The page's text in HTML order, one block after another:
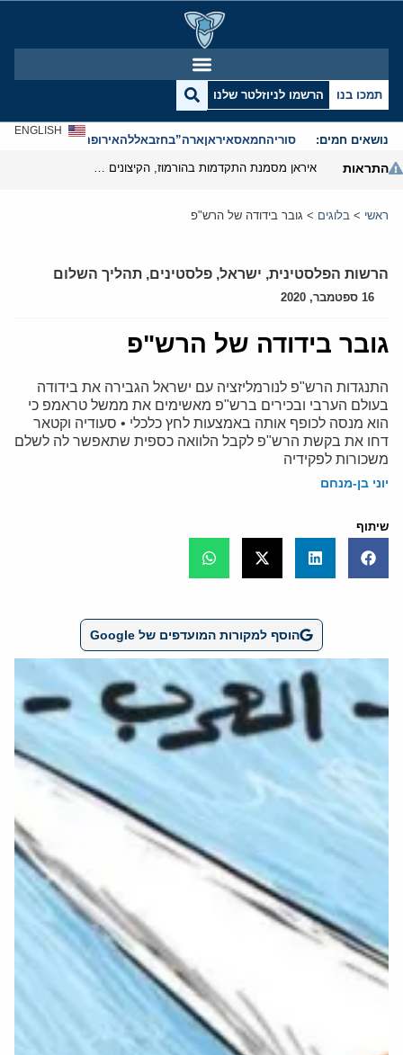
תמכו בנו הרשמו לניוזלטר שלנו
נושאים חמים: סוריהחמאסאיראןארה”בחזבאללהאירופהאנטישמיות
ENGLISH
התראות
ראשי > בלוגים > גובר בידודה של הרש"פ
הרשות הפלסטינית, ישראל, פלסטינים, תהליך השלום
16 ספטמבר, 2020
גובר בידודה של הרש"פ
התנגדות הרש"פ לנורמליזציה עם ישראל הגבירה את בידודה
בעולם הערבי ובכירים ברש"פ מאשימים את ממשל טראמפ כי
הוא מנסה לכופף אותה באמצעות לחץ כלכלי • סעודיה וקטאר
דחו את בקשת הרש"פ לקבל הלוואה כספית שתאפשר לה לשלם
משכורות לפקידיה
יוני בן-מנחם
שיתוף
הוסף למקורות המועדפים של Google